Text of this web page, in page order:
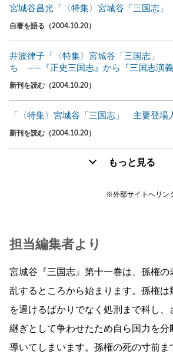
宮城谷昌光「〈特集〉宮城谷「三国志」
自著を語る（2004.10.20）
井波律子「〈特集〉宮城谷「三国志」
ち ――『正史三国志』から『三国志演義
新刊を読む（2004.10.20）
「〈特集〉宮城谷「三国志」 主要登場
新刊を読む（2004.10.20）
もっと見る
※外部サイトへリン
担当編集者より
宮城谷『三国志』第十一巻は、孫権の
乱するところから始まります。孫権は
を退けるばかりでなく処刑まで科し
継ぎとして争わせたため自ら国力を分
導いてしまいます。孫権の死の寸前ま